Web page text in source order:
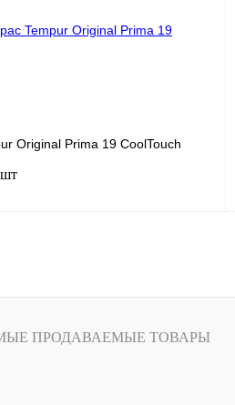
Original Prima 19 CoolTouch
Сравнение
наличии
ПРОДАВАЕМЫЕ ТОВАРЫ